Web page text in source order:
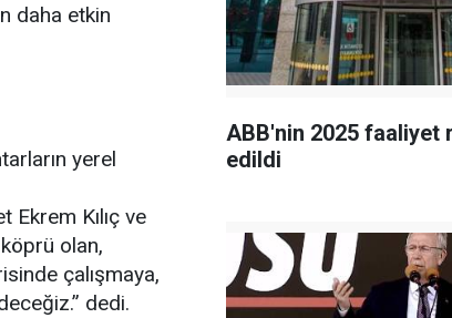
daha etkin
yerel
Ekrem Kılıç ve
olan,
çalışmaya,
dedi.
ABB'nin 2025 faaliyet
edildi